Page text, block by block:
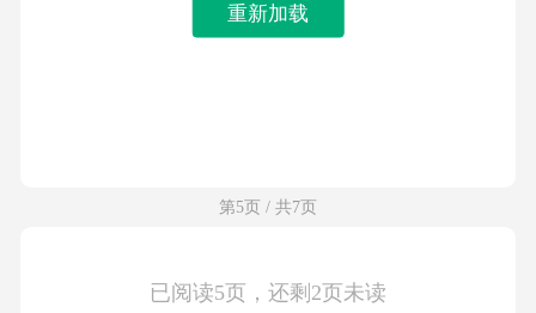
重新加载
第5页 / 共7页
已阅读5页，还剩2页未读